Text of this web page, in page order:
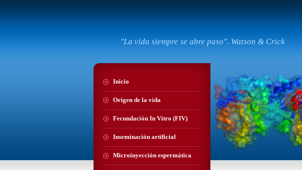
"La vida siempre se abre paso". Watson & Crick
Inicio
Origen de la vida
Fecundación In Vitro (FIV)
Inseminación artificial
Microinyección espermática